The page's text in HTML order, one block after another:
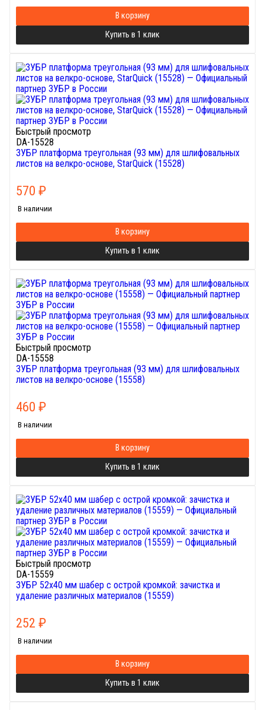
В корзину
Купить в 1 клик
Быстрый просмотр
DA-15528
ЗУБР платформа треугольная (93 мм) для шлифовальных
листов на велкро-основе, StarQuick (15528)
570 ₽
В наличии
В корзину
Купить в 1 клик
Быстрый просмотр
DA-15558
ЗУБР платформа треугольная (93 мм) для шлифовальных
листов на велкро-основе (15558)
460 ₽
В наличии
В корзину
Купить в 1 клик
Быстрый просмотр
DA-15559
ЗУБР 52х40 мм шабер с острой кромкой: зачистка и
удаление различных материалов (15559)
252 ₽
В наличии
В корзину
Купить в 1 клик